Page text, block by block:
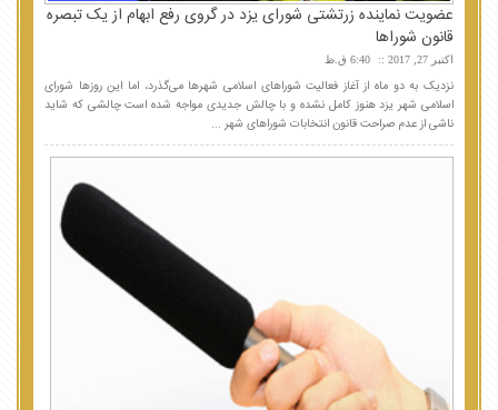
عضویت نماینده زرتشتی شورای یزد در گروی رفع ابهام از یک تبصره
قانون شوراها
اکتبر 27, 2017 6:40 ق.ظ
نزدیک به دو ماه از آغاز فعالیت شوراهای اسلامی شهرها می‌گذرد، اما این روزها شورای
اسلامی شهر یزد هنوز کامل نشده و با چالش جدیدی مواجه شده است چالشی که شاید
ناشی از عدم صراحت قانون انتخابات شوراهای شهر ...